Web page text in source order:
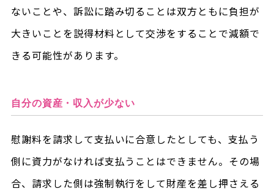
ないことや、訴訟に踏み切ることは双方ともに負担が
大きいことを説得材料として交渉をすることで減額で
きる可能性があります。
自分の資産・収入が少ない
慰謝料を請求して支払いに合意したとしても、支払う
側に資力がなければ支払うことはできません。その場
合、請求した側は強制執行をして財産を差し押さえる